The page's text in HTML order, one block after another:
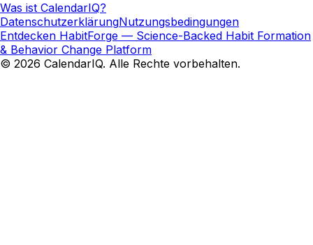
Was ist CalendarIQ?
DatenschutzerklärungNutzungsbedingungen
Entdecken HabitForge — Science-Backed Habit Formation
& Behavior Change Platform
© 2026 CalendarIQ. Alle Rechte vorbehalten.